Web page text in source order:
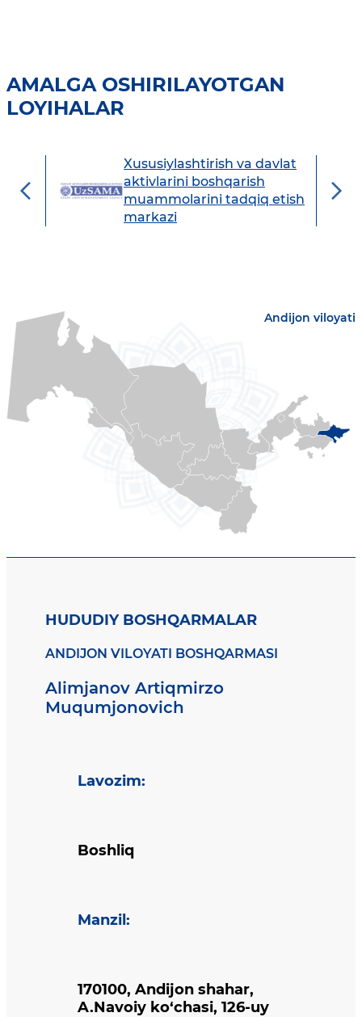
AMALGA OSHIRILAYOTGAN
LOYIHALAR
Xususiylashtirish va davlat
aktivlarini boshqarish
muammolarini tadqiq etish
markazi
Andijon viloyati
HUDUDIY BOSHQARMALAR
ANDIJON VILOYATI BOSHQARMASI
Alimjanov Artiqmirzo
Muqumjonovich
Lavozim:
Boshliq
Manzil :
170100, Andijon shahar,
A.Navoiy ko‘chasi, 126-uy